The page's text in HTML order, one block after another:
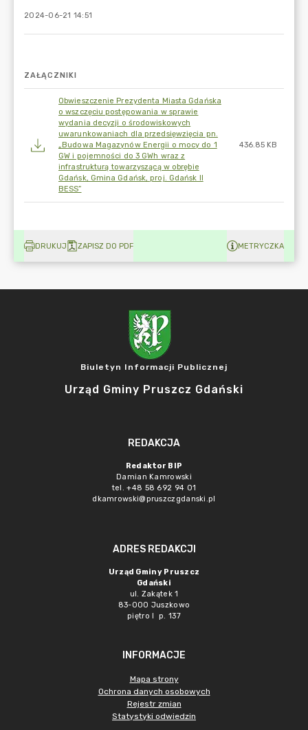
2024-06-21 14:51
ZAŁĄCZNIKI
Obwieszczenie Prezydenta Miasta Gdańska
o wszczęciu postępowania w sprawie
wydania decyzji o środowiskowych
uwarunkowaniach dla przedsięwzięcia pn.
„Budowa Magazynów Energii o mocy do 1
GW i pojemności do 3 GWh wraz z
infrastrukturą towarzyszącą w obrębie
Gdańsk, Gmina Gdańsk, proj. Gdańsk II
BESS”
436.85 KB
DRUKUJ ZAPISZ DO PDF METRYCZKA
Biuletyn Informacji Publicznej
Urząd Gminy Pruszcz Gdański
REDAKCJA
Redaktor BIP
Damian Kamrowski
tel. +48 58 692 94 01
dkamrowski@pruszczgdanski.pl
ADRES REDAKCJI
Urząd Gminy Pruszcz
Gdański
ul. Zakątek 1
83-000 Juszkowo
piętro I p. 137
INFORMACJE
Mapa strony
Ochrona danych osobowych
Rejestr zmian
Statystyki odwiedzin